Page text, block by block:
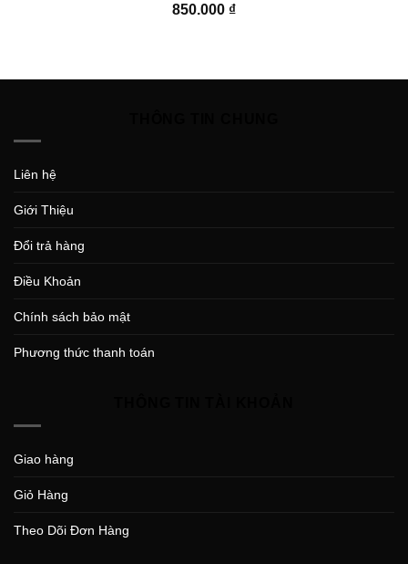
850.000 ₫
Liên hệ
Giới Thiệu
Đổi trả hàng
Điều Khoản
Chính sách bảo mật
Phương thức thanh toán
Giao hàng
Giỏ Hàng
Theo Dõi Đơn Hàng